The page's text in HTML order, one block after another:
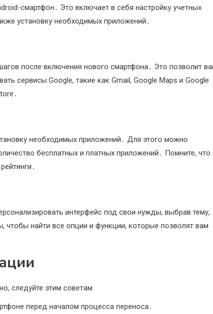
смартфон․ Это включает в себя настройку учетных
установку необходимых приложений․
после включения нового смартфона․ Это позволит
сервисы Google, такие как Gmail, Google Maps и Google
необходимых приложений․ Для этого можно
бесплатных и платных приложений․ Помните, что
интерфейс под свои нужды, выбрав тему,
чтобы найти все опции и функции, которые позволят вам
следуйте этим советам:
перед началом процесса переноса․